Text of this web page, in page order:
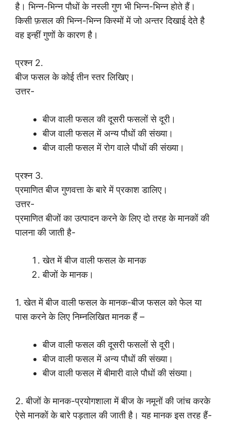
है। भिन्न-भिन्न पौधों के नस्ली गुण भी भिन्न-भिन्न होते हैं।
किसी फ़सल की भिन्न-भिन्न किस्मों में जो अन्तर दिखाई देते है
वह इन्हीं गुणों के कारण है।
प्रश्न 2.
बीज फसल के कोई तीन स्तर लिखिए।
उत्तर-
बीज वाली फसल की दूसरी फसलों से दूरी।
बीज वाली फसल में अन्य पौधों की संख्या।
बीज वाली फसल में रोग वाले पौधों की संख्या।
प्रश्न 3.
प्रमाणित बीज गुणवत्ता के बारे में प्रकाश डालिए।
उत्तर-
प्रमाणित बीजों का उत्पादन करने के लिए दो तरह के मानकों की
पालना की जाती है-
खेत में बीज वाली फसल के मानक
बीजों के मानक।
1. खेत में बीज वाली फसल के मानक-बीज फसल को फेल या
पास करने के लिए निम्नलिखित मानक हैं –
बीज वाली फसल की दूसरी फसलों से दूरी।
बीज वाली फसल में अन्य पौधों की संख्या।
बीज वाली फसल में बीमारी वाले पौधों की संख्या।
2. बीजों के मानक-प्रयोगशाला में बीज के नमूनों की जांच करके
ऐसे मानकों के बारे पड़ताल की जाती है। यह मानक इस तरह हैं-